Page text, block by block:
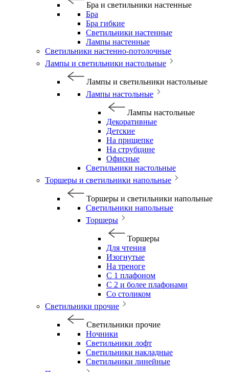
Бра и светильники настенные
Бра
Бра гибкие
Светильники настенные
Лампы настенные
Светильники настенно-потолочные
Лампы и светильники настольные
Лампы и светильники настольные
Лампы настольные
Лампы настольные
Декоративные
Детские
На прищепке
На струбцине
Офисные
Светильники настольные
Торшеры и светильники напольные
Торшеры и светильники напольные
Светильники напольные
Торшеры
Торшеры
Для чтения
Изогнутые
На треноге
С 1 плафоном
С 2 и более плафонами
Со столиком
Светильники прочие
Светильники прочие
Ночники
Светильники лофт
Светильники накладные
Светильники линейные